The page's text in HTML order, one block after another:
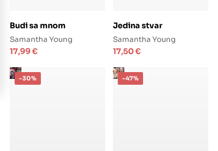
Budi sa mnom
Samantha Young
17,99€
Jedina stvar
Samantha Young
17,50€
-30% -47%